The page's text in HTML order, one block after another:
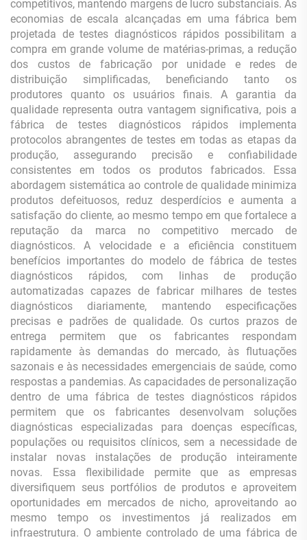
competitivos, mantendo margens de lucro substanciais. As
economias de escala alcançadas em uma fábrica bem
projetada de testes diagnósticos rápidos possibilitam a
compra em grande volume de matérias-primas, a redução
dos custos de fabricação por unidade e redes de
distribuição simplificadas, beneficiando tanto os
produtores quanto os usuários finais. A garantia da
qualidade representa outra vantagem significativa, pois a
fábrica de testes diagnósticos rápidos implementa
protocolos abrangentes de testes em todas as etapas da
produção, assegurando precisão e confiabilidade
consistentes em todos os produtos fabricados. Essa
abordagem sistemática ao controle de qualidade minimiza
produtos defeituosos, reduz desperdícios e aumenta a
satisfação do cliente, ao mesmo tempo em que fortalece a
reputação da marca no competitivo mercado de
diagnósticos. A velocidade e a eficiência constituem
benefícios importantes do modelo de fábrica de testes
diagnósticos rápidos, com linhas de produção
automatizadas capazes de fabricar milhares de testes
diagnósticos diariamente, mantendo especificações
precisas e padrões de qualidade. Os curtos prazos de
entrega permitem que os fabricantes respondam
rapidamente às demandas do mercado, às flutuações
sazonais e às necessidades emergenciais de saúde, como
respostas a pandemias. As capacidades de personalização
dentro de uma fábrica de testes diagnósticos rápidos
permitem que os fabricantes desenvolvam soluções
diagnósticas especializadas para doenças específicas,
populações ou requisitos clínicos, sem a necessidade de
instalar novas instalações de produção inteiramente
novas. Essa flexibilidade permite que as empresas
diversifiquem seus portfólios de produtos e aproveitem
oportunidades em mercados de nicho, aproveitando ao
mesmo tempo os investimentos já realizados em
infraestrutura. O ambiente controlado de uma fábrica de